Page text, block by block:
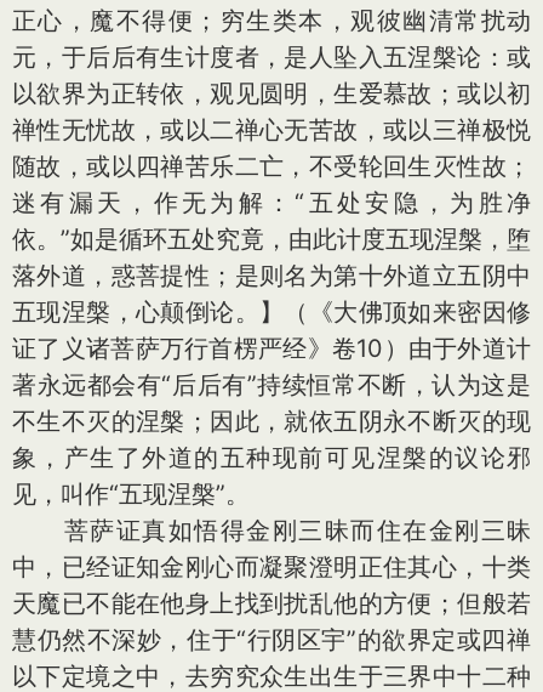
正心，魔不得便；穷生类本，观彼幽清常扰动
元，于后后有生计度者，是人坠入五涅槃论：或
以欲界为正转依，观见圆明，生爱慕故；或以初
禅性无忧故，或以二禅心无苦故，或以三禅极悦
随故，或以四禅苦乐二亡，不受轮回生灭性故；
迷有漏天，作无为解：“五处安隐，为胜净
依。”如是循环五处究竟，由此计度五现涅槃，堕
落外道，惑菩提性；是则名为第十外道立五阴中
五现涅槃，心颠倒论。】（《大佛顶如来密因修
证了义诸菩萨万行首楞严经》卷10）由于外道计
著永远都会有“后后有”持续恒常不断，认为这是
不生不灭的涅槃；因此，就依五阴永不断灭的现
象，产生了外道的五种现前可见涅槃的议论邪
见，叫作“五现涅槃”。
菩萨证真如悟得金刚三昧而住在金刚三昧
中，已经证知金刚心而凝聚澄明正住其心，十类
天魔已不能在他身上找到扰乱他的方便；但般若
慧仍然不深妙，住于“行阴区宇”的欲界定或四禅
以下定境之中，去穷究众生出生于三界中十二种